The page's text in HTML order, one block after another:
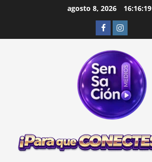
agosto 8, 2026 16:16:21
FacebookInstagram